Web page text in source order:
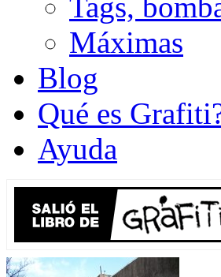
Tags,
Máximas
Blog
Qué es
Ayuda